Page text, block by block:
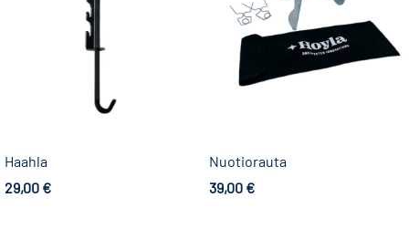
Haahla
29,00 €
Nuotiorauta
39,00 €